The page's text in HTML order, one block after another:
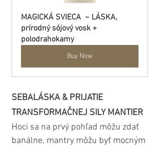
MAGICKÁ SVIECA  ~ LÁSKA,
prírodný sójový vosk +
polodrahokamy
Buy Now
SEBALÁSKA & PRIJATIE
TRANSFORMAČNEJ SILY MANTIER
Hoci sa na prvý pohľad môžu zdať
banálne, mantry môžu byť mocným